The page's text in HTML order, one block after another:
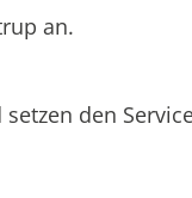
an.
den